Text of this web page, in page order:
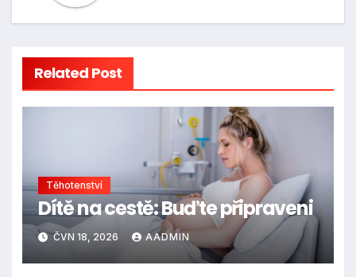
Related Post
Těhotenství
Dítě na cestě: Buďte připraveni
ČVN 18, 2026 AADMIN